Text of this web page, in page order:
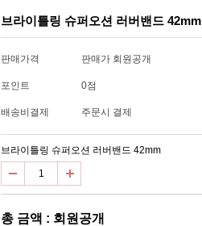
브라이틀링 슈퍼오션 러버밴드 42mm
판매가격 판매가 회원공개
포인트 0점
배송비결제 주문시 결제
브라이틀링 슈퍼오션 러버밴드 42mm
총 금액 : 회원공개